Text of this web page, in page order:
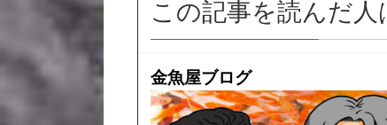
この記事を読んだ
金魚屋ブログ